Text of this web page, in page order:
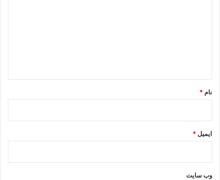
نام *
ایمیل *
وب‌ سایت